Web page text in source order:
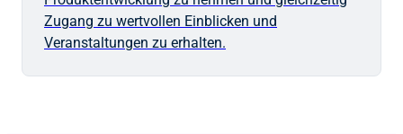
Zugang zu wertvollen Einblicken und
Veranstaltungen zu erhalten.